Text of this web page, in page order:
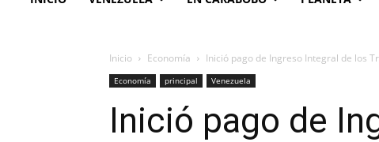
Inicio Economía Inició pago de Ingreso Integral de los
Economía principal Venezuela
Inició pago de